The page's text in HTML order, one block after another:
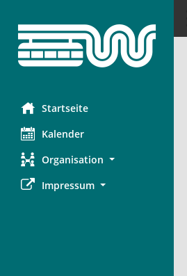
Startseite
Kalender
Organisation
Impressum